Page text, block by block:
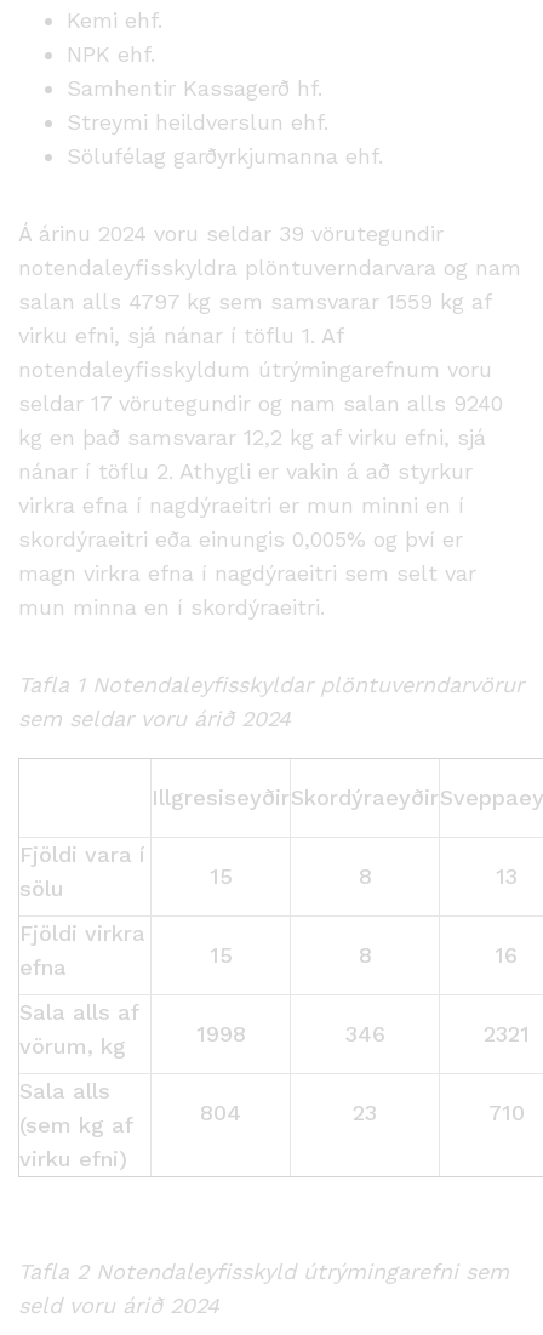
Kemi ehf.
NPK ehf.
Samhentir Kassagerð hf.
Streymi heildverslun ehf.
Sölufélag garðyrkjumanna ehf.
Á árinu 2024 voru seldar 39 vörutegundir
notendaleyfisskyldra plöntuverndarvara og nam
salan alls 4797 kg sem samsvarar 1559 kg af
virku efni, sjá nánar í töflu 1. Af
notendaleyfisskyldum útrýmingarefnum voru
seldar 17 vörutegundir og nam salan alls 9240
kg en það samsvarar 12,2 kg af virku efni, sjá
nánar í töflu 2. Athygli er vakin á að styrkur
virkra efna í nagdýraeitri er mun minni en í
skordýraeitri eða einungis 0,005% og því er
magn virkra efna í nagdýraeitri sem selt var
mun minna en í skordýraeitri.
Tafla 1 Notendaleyfisskyldar plöntuverndarvörur
sem seldar voru árið 2024
IllgresiseyðirSkordýraeyðir
Fjöldi vara í
sölu
15 8 13
Fjöldi virkra
efna
15 8 16
Sala alls af
vörum, kg
1998 346 2321
Sala alls
(sem kg af
virku efni)
804 23 710
Tafla 2 Notendaleyfisskyld útrýmingarefni sem
seld voru árið 2024